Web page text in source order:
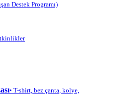
Destek Programı)
• T-shirt, bez çanta, kolye,